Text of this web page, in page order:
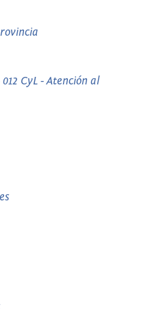
CyL - Atención al